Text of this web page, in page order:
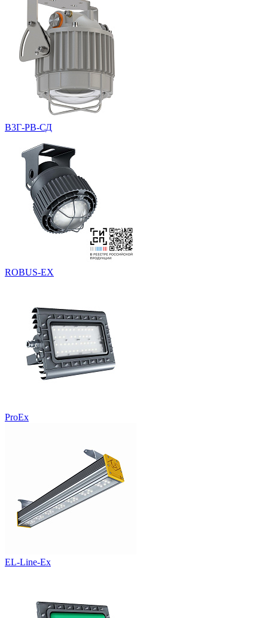
В3Г-РВ-СД
ROBUS-EX
ProEx
EL-Line-Ex